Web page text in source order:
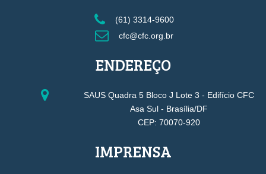
(61) 3314-9600
cfc@cfc.org.br
ENDEREÇO
SAUS Quadra 5 Bloco J Lote 3 - Edifício CFC
Asa Sul - Brasília/DF
CEP: 70070-920
IMPRENSA